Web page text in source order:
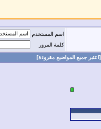
اسم المستخدم
كلمة المرور
[اعتبر جميع المواضيع مقروءة]